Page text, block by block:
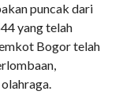
puncak dari
yang telah
Bogor telah